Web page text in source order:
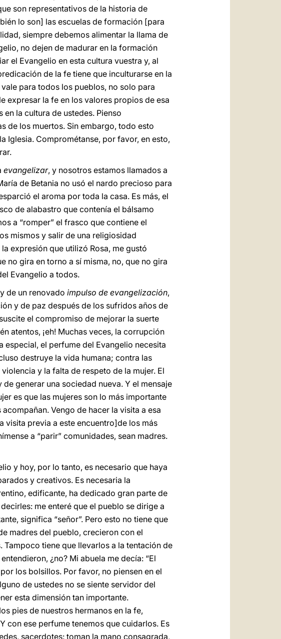
son representativos de la historia de
lo son] las escuelas de formación [para
siempre debemos alimentar la llama de
no dejen de madurar en la formación
el Evangelio en esta cultura vuestra y, al
de la fe tiene que inculturarse en la
para todos los pueblos, no solo para
expresar la fe en los valores propios de esa
la cultura de ustedes. Pienso
de los muertos. Sin embargo, todo esto
Iglesia. Comprométanse, por favor, en esto,
evangelizar, y nosotros estamos llamados a
de Betania no usó el nardo precioso para
el aroma por toda la casa. Es más, el
de alabastro que contenía el bálsamo
a “romper” el frasco que contiene el
mismos y salir de una religiosidad
expresión que utilizó Rosa, me gustó
no gira en torno a sí misma, no, que no gira
Evangelio a todos.
de un renovado impulso de evangelización,
y de paz después de los sufridos años de
el compromiso de mejorar la suerte
atentos, ¡eh! Muchas veces, la corrupción
especial, el perfume del Evangelio necesita
destruye la vida humana; contra las
y la falta de respeto de la mujer. El
generar una sociedad nueva. Y el mensaje
es que las mujeres son lo más importante
Vengo de hacer la visita a esa
visita previa a este encuentro]de los más
a “parir” comunidades, sean madres.
y hoy, por lo tanto, es necesario que haya
y creativos. Es necesaria la
edificante, ha dedicado gran parte de
me enteré que el pueblo se dirige a
significa “señor”. Pero esto no tiene que
madres del pueblo, crecieron con el
tiene que llevarlos a la tentación de
¿no? Mi abuela me decía: “El
los bolsillos. Por favor, no piensen en el
de ustedes no se siente servidor del
esta dimensión tan importante.
pies de nuestros hermanos en la fe,
con ese perfume tenemos que cuidarlos. Es
sacerdotes: toman la mano consagrada,